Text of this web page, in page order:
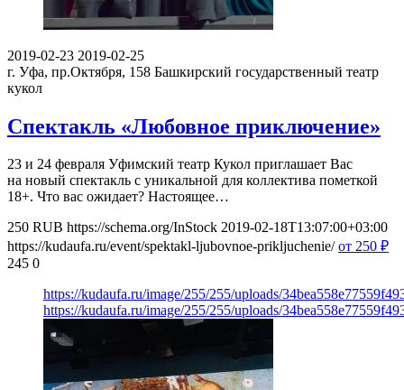
2019-02-23 2019-02-25
г. Уфа, пр.Октября, 158 Башкирский государственный театр
кукол
Спектакль «Любовное приключение»
23 и 24 февраля Уфимский театр Кукол приглашает Вас
на новый спектакль с уникальной для коллектива пометкой
18+. Что вас ожидает? Настоящее…
250 RUB https://schema.org/InStock 2019-02-18T13:07:00+03:00
https://kudaufa.ru/event/spektakl-ljubovnoe-prikljuchenie/ от 250 ₽
245 0
https://kudaufa.ru/image/255/255/uploads/
https://kudaufa.ru/image/255/255/uploads/